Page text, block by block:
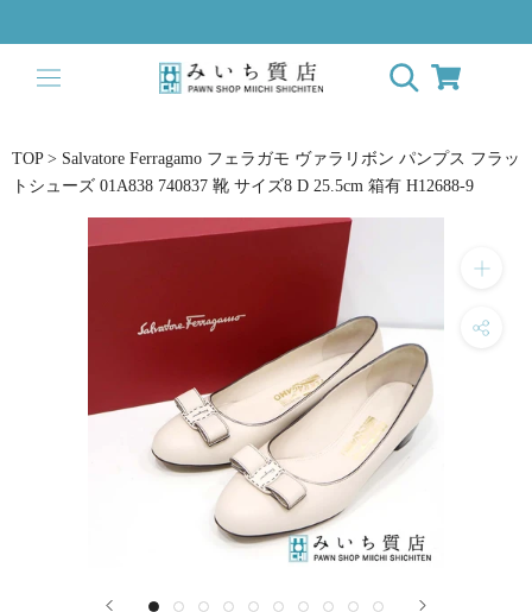
to
content
TOP > Salvatore Ferragamo フェラガモ ヴァラリボン パンプス フラッ
トシューズ 01A838 740837 靴 サイズ8 D 25.5cm 箱有 H12688-9